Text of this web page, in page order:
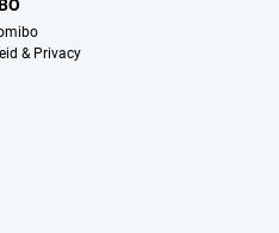
& Privacy